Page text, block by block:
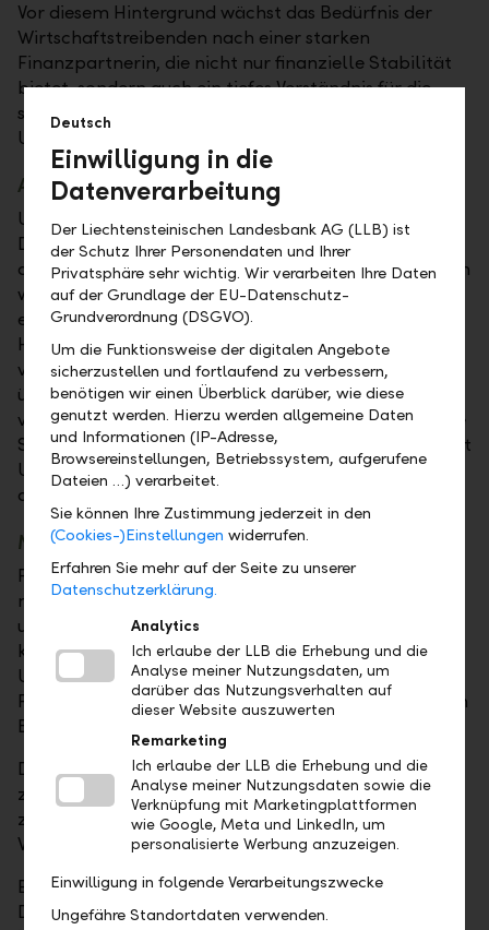
Vor diesem Hintergrund wächst das Bedürfnis der
Wirtschaftstreibenden nach einer starken
Finanzpartnerin, die nicht nur finanzielle Stabilität
bietet, sondern auch ein tiefes Verständnis für die
spezifischen Bedürfnisse der liechtensteinischen
Unternehmerinnen und Unternehmer mitbringt.
Antwort auf die aktuellen Herausforderungen
Unternehmen in Liechtenstein spüren heute den
Druck, rasch auf Veränderungen zu reagieren und
dabei strategisch klug zu handeln. Denn die globalen
wirtschaftlichen Turbulenzen machen auch vor
einem kleinen Markt wie Liechtenstein nicht halt.
Hier kommt die LLB als eine der
vertrauenswürdigsten Banken der Welt ins Spiel: Mit
über 160 Jahren Erfahrung im Bankgeschäft und tief
verwurzelt in der regionalen Wirtschaft verbindet sie
Stabilität mit massgeschneiderten Lösungen und gibt
Unternehmen die nötige Sicherheit, um erfolgreich
auf Kurs zu bleiben.
Mehr als eine Bank
Für die Firmenkunden in Liechtenstein ist die LLB weit
mehr als eine traditionelle Bank. Sie bietet ein
umfassendes Dienstleistungsangebot, das weit über
klassische Finanzlösungen hinausgeht - von der
Unterstützung in Liquiditätsfragen über
Finanzierungsmöglichkeiten bis hin zur strategischen
Beratung für die Zukunft des Unternehmens.
Die LLB versteht es, ihren Firmenkunden bei
zukunftsgerichteten Projekten zuverlässig zur Seite
zu stehen und so deren Fortbestand und die
Weiterentwicklung zu sichern.
Ein entscheidender Faktor ist dabei die Kundennähe.
Die LLB setzt auf persönlichen Kontakt und
Deutsch
Einwilligung in die
Datenverarbeitung
Der Liechtensteinischen Landesbank AG (LLB) ist
der Schutz Ihrer Personendaten und Ihrer
Privatsphäre sehr wichtig. Wir verarbeiten Ihre Daten
auf der Grundlage der EU-Datenschutz-
Grundverordnung (DSGVO).
Um die Funktionsweise der digitalen Angebote
sicherzustellen und fortlaufend zu verbessern,
benötigen wir einen Überblick darüber, wie diese
genutzt werden. Hierzu werden allgemeine Daten
und Informationen (IP-Adresse,
Browsereinstellungen, Betriebssystem, aufgerufene
Dateien …) verarbeitet.
Sie können Ihre Zustimmung jederzeit in den
(Cookies-)Einstellungen widerrufen.
Erfahren Sie mehr auf der Seite zu unserer
Datenschutzerklärung.
Analytics
Ich erlaube der LLB die Erhebung und die
Analyse meiner Nutzungsdaten, um
darüber das Nutzungsverhalten auf
dieser Website auszuwerten
Remarketing
Ich erlaube der LLB die Erhebung und die
Analyse meiner Nutzungsdaten sowie die
Verknüpfung mit Marketingplattformen
wie Google, Meta und LinkedIn, um
personalisierte Werbung anzuzeigen.
Einwilligung in folgende Verarbeitungszwecke
Ungefähre Standortdaten verwenden.